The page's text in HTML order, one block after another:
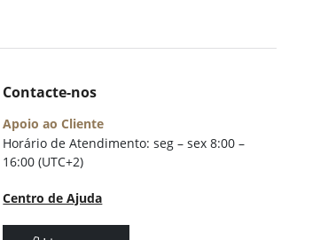
Contacte-nos
Apoio ao Cliente
Horário de Atendimento: seg – sex 8:00 –
16:00 (UTC+2)
Centro de Ajuda